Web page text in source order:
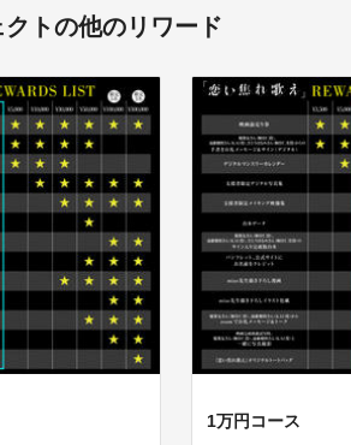
トの他のリワード
1万円コース